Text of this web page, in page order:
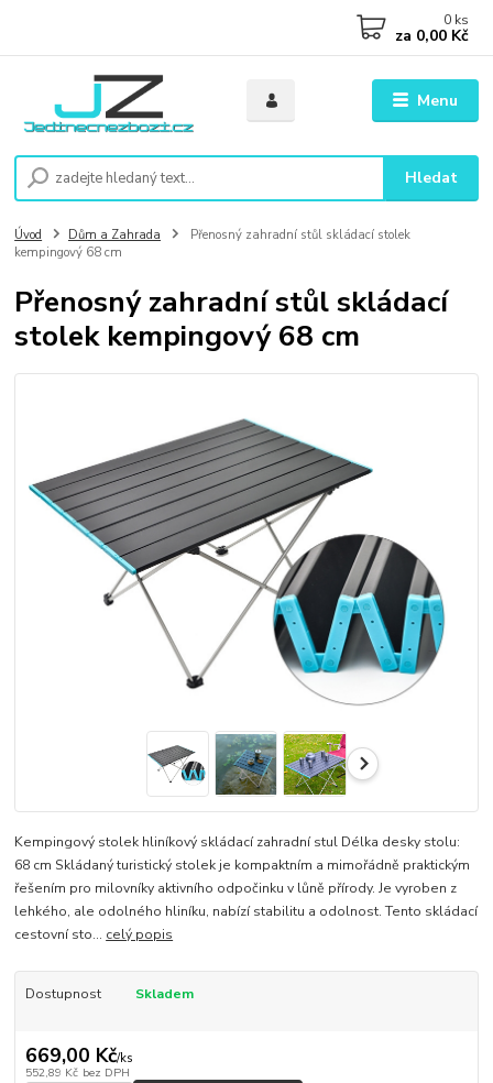
Menu
Hledat
0 ks
za 0,00 Kč
Úvod Dům a Zahrada
Přenosný zahradní stůl skládací stolek
kempingový 68 cm
Přenosný zahradní stůl skládací
stolek kempingový 68 cm
Kempingový stolek hliníkový skládací zahradní stul Délka desky stolu:
68 cm Skládaný turistický stolek je kompaktním a mimořádně praktickým
řešením pro milovníky aktivního odpočinku v lůně přírody. Je vyroben z
lehkého, ale odolného hliníku, nabízí stabilitu a odolnost. Tento skládací
cestovní sto... celý popis
Dostupnost Skladem
669,00 Kč/ks
552,89 Kč bez DPH